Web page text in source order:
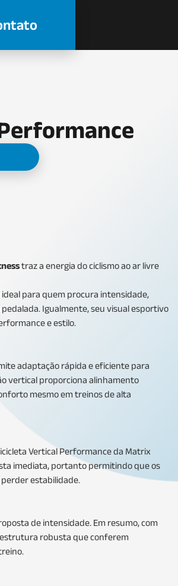
traz a energia do ciclismo ao ar livre
para quem procura intensidade,
Igualmente, seu visual esportivo
e estilo.
adaptação rápida e eficiente para
vertical proporciona alinhamento
mesmo em treinos de alta
Vertical Performance da Matrix
imediata, portanto permitindo que os
estabilidade.
de intensidade. Em resumo, com
robusta que conferem